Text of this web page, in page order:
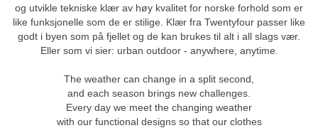
og utvikle tekniske klær av høy kvalitet for norske forhold som er
like funksjonelle som de er stilige. Klær fra Twentyfour passer like
godt i byen som på fjellet og de kan brukes til alt i all slags vær.
Eller som vi sier: urban outdoor - anywhere, anytime.
The weather can change in a split second,
and each season brings new challenges.
Every day we meet the changing weather
with our functional designs so that our clothes